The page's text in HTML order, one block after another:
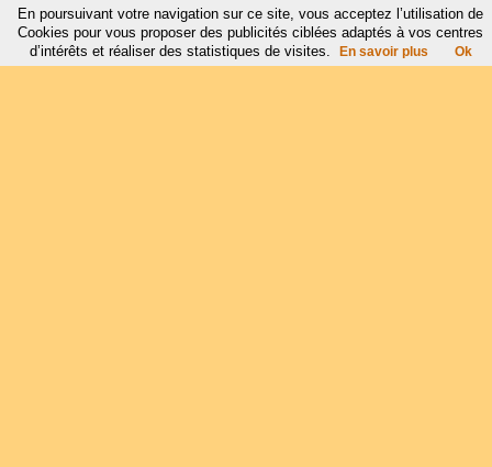
En poursuivant votre navigation sur ce site, vous acceptez l’utilisation de
Cookies pour vous proposer des publicités ciblées adaptés à vos centres
d’intérêts et réaliser des statistiques de visites.
En savoir plus Ok